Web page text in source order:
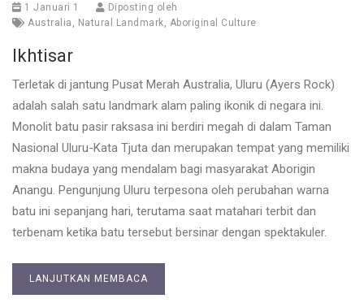
1 Januari 1
Diposting oleh
Australia
Natural Landmark Aboriginal Culture
Ikhtisar
Terletak di jantung Pusat Merah Australia, Uluru (Ayers Rock)
adalah salah satu landmark alam paling ikonik di negara ini.
Monolit batu pasir raksasa ini berdiri megah di dalam Taman
Nasional Uluru-Kata Tjuta dan merupakan tempat yang memiliki
makna budaya yang mendalam bagi masyarakat Aborigin
Anangu. Pengunjung Uluru terpesona oleh perubahan warna
batu ini sepanjang hari, terutama saat matahari terbit dan
terbenam ketika batu tersebut bersinar dengan spektakuler.
LANJUTKAN MEMBACA